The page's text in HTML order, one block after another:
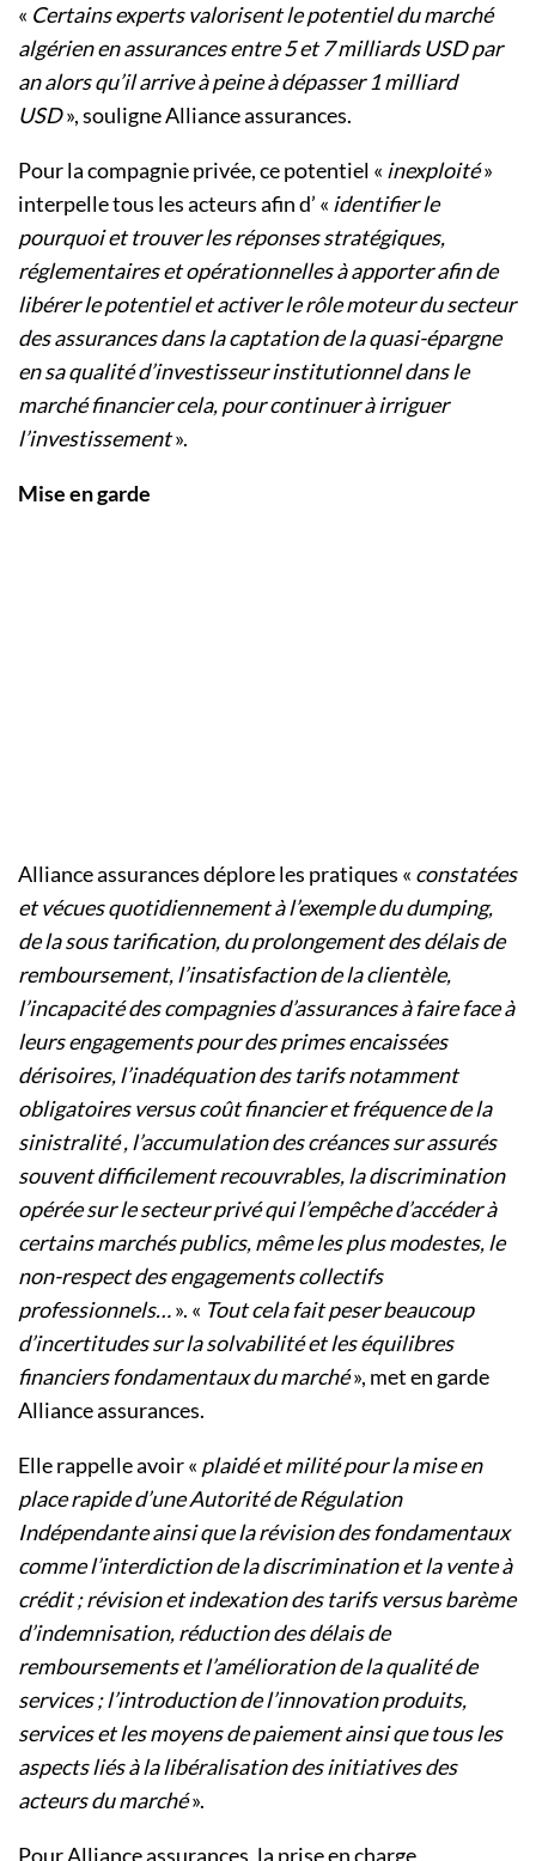
« Certains experts valorisent le potentiel du marché
algérien en assurances entre 5 et 7 milliards USD par
an alors qu’il arrive à peine à dépasser 1 milliard
USD», souligne Alliance assurances.
Pour la compagnie privée, ce potentiel « inexploité»
interpelle tous les acteurs afin d’ « identifier le
pourquoi et trouver les réponses stratégiques,
réglementaires et opérationnelles à apporter afin de
libérer le potentiel et activer le rôle moteur du secteur
des assurances dans la captation de la quasi-épargne
en sa qualité d’investisseur institutionnel dans le
marché financier cela, pour continuer à irriguer
l’investissement».
Mise en garde
Alliance assurances déplore les pratiques « constatées
et vécues quotidiennement à l’exemple du dumping,
de la sous tarification, du prolongement des délais de
remboursement, l’insatisfaction de la clientèle,
l’incapacité des compagnies d’assurances à faire face à
leurs engagements pour des primes encaissées
dérisoires, l’inadéquation des tarifs notamment
obligatoires versus coût financier et fréquence de la
sinistralité , l’accumulation des créances sur assurés
souvent difficilement recouvrables, la discrimination
opérée sur le secteur privé qui l’empêche d’accéder à
certains marchés publics, même les plus modestes, le
non-respect des engagements collectifs
professionnels…». « Tout cela fait peser beaucoup
d’incertitudes sur la solvabilité et les équilibres
financiers fondamentaux du marché», met en garde
Alliance assurances.
Elle rappelle avoir « plaidé et milité pour la mise en
place rapide d’une Autorité de Régulation
Indépendante ainsi que la révision des fondamentaux
comme l’interdiction de la discrimination et la vente à
crédit ; révision et indexation des tarifs versus barème
d’indemnisation, réduction des délais de
remboursements et l’amélioration de la qualité de
services ; l’introduction de l’innovation produits,
services et les moyens de paiement ainsi que tous les
aspects liés à la libéralisation des initiatives des
acteurs du marché».
Pour Alliance assurances, la prise en charge